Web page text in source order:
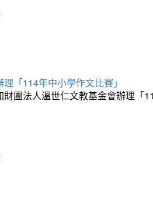
「114年中小學作文比賽」
團法人溫世仁文教基金會辦理「